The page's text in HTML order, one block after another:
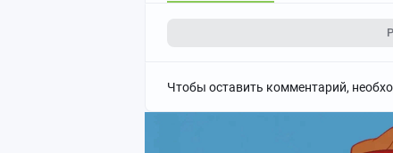
Чтобы оставить комментарий,